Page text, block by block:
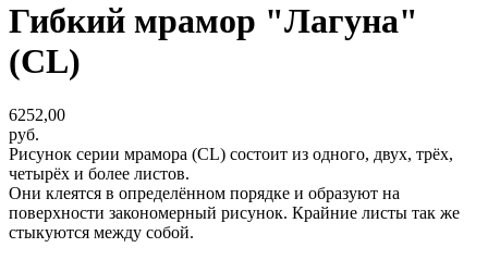
Гибкий мрамор "Лагуна"
(CL)
6252,00
руб.
Рисунок серии мрамора (CL) состоит из одного, двух, трёх,
четырёх и более листов.
Они клеятся в определённом порядке и образуют на
поверхности закономерный рисунок. Крайние листы так же
стыкуются между собой.